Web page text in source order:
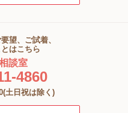
望、ご試着、
はこちら
談室
4860
土日祝は除く)